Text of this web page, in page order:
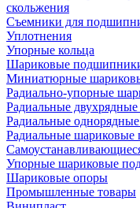
скольжения
Съемники для
Уплотнения
Упорные кольца
Шариковые
Миниатюрные
Радиально-упорные
Радиальные
Радиальные
Радиальные
Упорные шариковые
Шариковые опоры
Промышленные товары